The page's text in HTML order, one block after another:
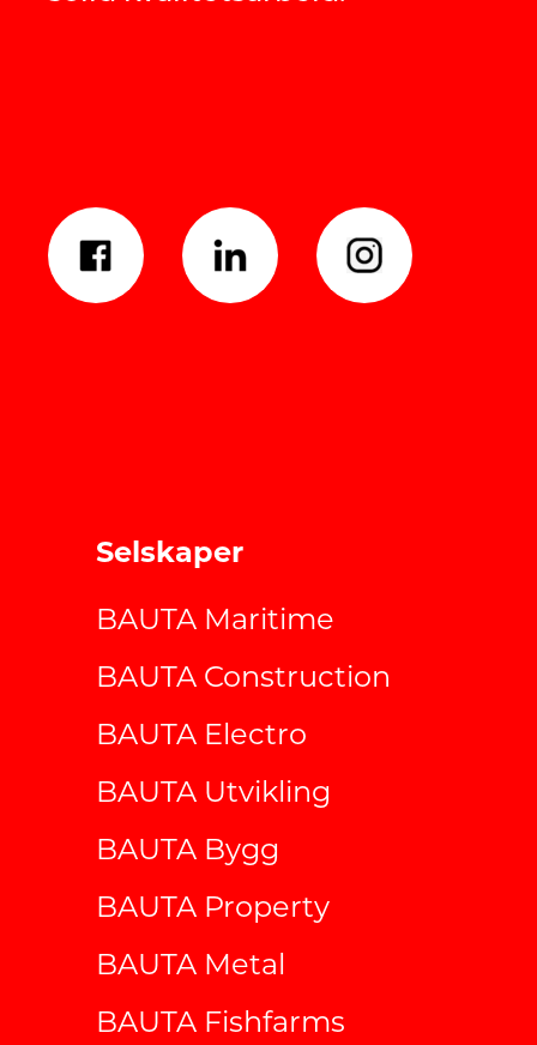
Selskaper
BAUTA Maritime
BAUTA Construction
BAUTA Electro
BAUTA Utvikling
BAUTA Bygg
BAUTA Property
BAUTA Metal
BAUTA Fishfarms